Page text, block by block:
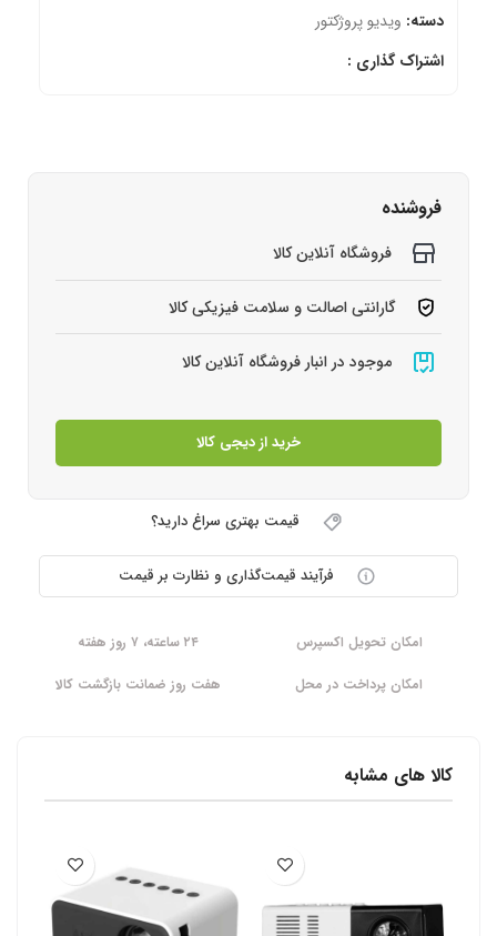
دسته: ویدیو پروژکتور
اشتراک گذاری :
فروشنده
فروشگاه آنلاین کالا
گارانتی اصالت و سلامت فیزیکی کالا
موجود در انبار فروشگاه آنلاین کالا
خرید از دیجی کالا
قیمت بهتری سراغ دارید؟
فرآیند قیمت‌گذاری و نظارت بر قیمت
امکان تحویل اکسپرس
۲۴ ساعته، ۷ روز هفته
امکان پرداخت در محل
هفت روز ضمانت بازگشت کالا
کالا های مشابه